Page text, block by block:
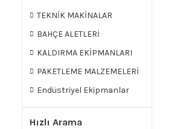
TEKNİK MAKİNALAR
BAHÇE ALETLERİ
KALDIRMA EKİPMANLARI
PAKETLEME MALZEMELERİ
Endüstriyel Ekipmanlar
Hızlı Arama